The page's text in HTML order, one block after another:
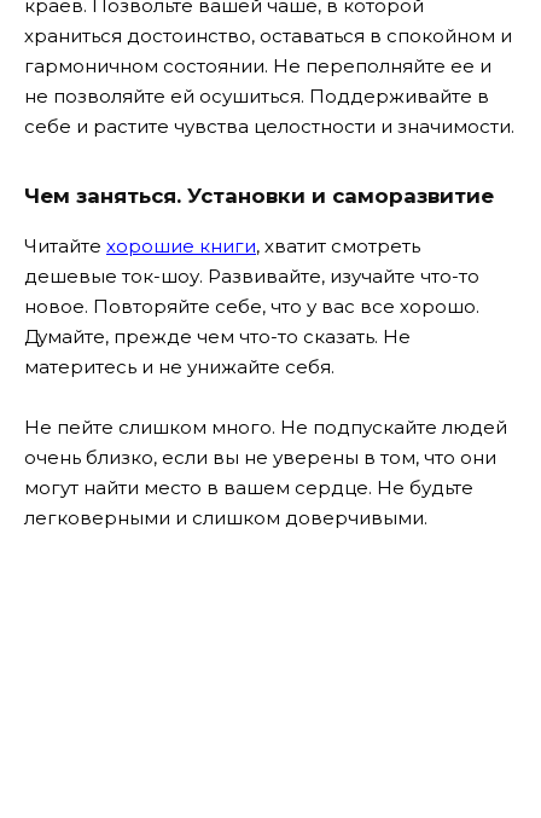
краев. Позвольте вашей чаше, в которой
храниться достоинство, оставаться в спокойном и
гармоничном состоянии. Не переполняйте ее и
не позволяйте ей осушиться. Поддерживайте в
себе и растите чувства целостности и значимости.
Чем заняться. Установки и саморазвитие
Читайте хорошие книги, хватит смотреть
дешевые ток-шоу. Развивайте, изучайте что-то
новое. Повторяйте себе, что у вас все хорошо.
Думайте, прежде чем что-то сказать. Не
материтесь и не унижайте себя.
Не пейте слишком много. Не подпускайте людей
очень близко, если вы не уверены в том, что они
могут найти место в вашем сердце. Не будьте
легковерными и слишком доверчивыми.